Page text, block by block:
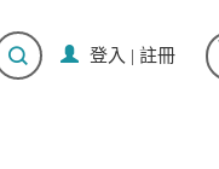
登入 | 註冊